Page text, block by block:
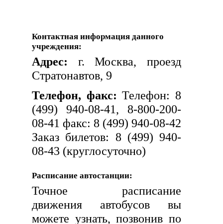
Контактная информация данного
учреждения:
Адрес: г. Москва, проезд
Стратонавтов, 9
Телефон, факс: Телефон: 8
(499) 940-08-41, 8-800-200-
08-41 факс: 8 (499) 940-08-42
Заказ билетов: 8 (499) 940-
08-43 (круглосуточно)
Расписание автостанции:
Точное расписание
движения автобусов вы
можете узнать, позвонив по